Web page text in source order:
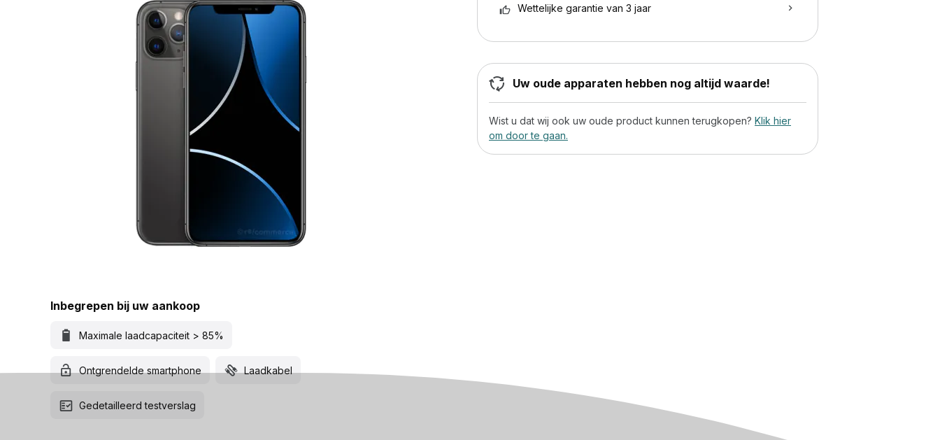
Inbegrepen bij uw aankoop
Maximale laadcapaciteit > 85%
Ontgrendelde smartphone Laadkabel
Gedetailleerd testverslag
Wettelijke garantie van 3 jaar
Uw oude apparaten hebben nog altijd waarde!
Wist u dat wij ook uw oude product kunnen terugkopen? Klik hier
om door te gaan.